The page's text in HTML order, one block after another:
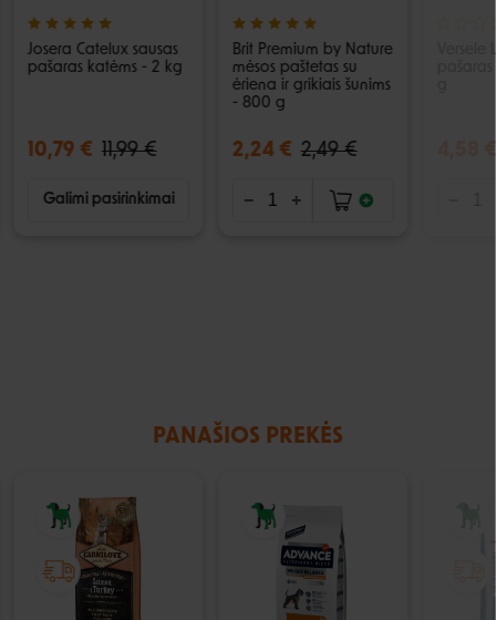
Josera Catelux sausas
pašaras katėms - 2 kg
10,79 € 11,99 €
Galimi pasirinkimai
Brit Premium by Nature
mėsos paštetas su
ėriena ir grikiais šunims
- 800 g
2,24 € 2,49 € 4,58 €
PANAŠIOS PREKĖS